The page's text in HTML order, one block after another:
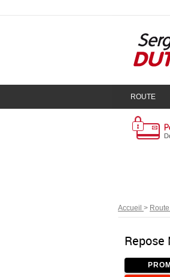
ROUTE
Accueil > Route
Repose